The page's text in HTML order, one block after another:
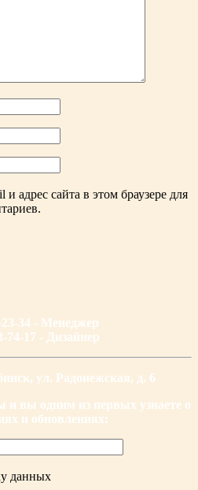
адрес сайта в этом браузере для
23-34 - Менеджер
74-17 - Дизайнер
ул. Радонежская, д. 6
и вы одним из первых узнаете о
и обновлениях:
данных